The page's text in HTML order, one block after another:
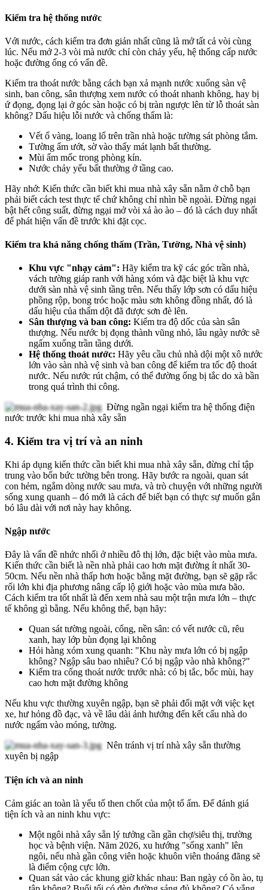
Kiểm tra hệ thống nước
Với nước, cách kiểm tra đơn giản nhất cũng là mở tất cả vòi cùng
lúc. Nếu mở 2-3 vòi mà nước chỉ còn chảy yếu, hệ thống cấp nước
hoặc đường ống có vấn đề.
Kiểm tra thoát nước bằng cách bạn xả mạnh nước xuống sàn vệ
sinh, ban công, sân thượng xem nước có thoát nhanh không, hay bị
ứ đọng, đọng lại ở góc sàn hoặc có bị tràn ngược lên từ lỗ thoát sàn
không? Dấu hiệu lỗi nước và chống thấm là:
Vết ố vàng, loang lổ trên trần nhà hoặc tường sát phòng tắm.
Tường ẩm ướt, sờ vào thấy mát lạnh bất thường.
Mùi ẩm mốc trong phòng kín.
Nước chảy yếu bất thường ở tầng cao.
Hãy nhớ: Kiến thức cần biết khi mua nhà xây sẵn nằm ở chỗ bạn
phải biết cách test thực tế chứ không chỉ nhìn bề ngoài. Đừng ngại
bật hết công suất, đừng ngại mở vòi xả ào ào – đó là cách duy nhất
để phát hiện vấn đề trước khi đặt cọc.
Kiểm tra khả năng chống thấm (Trần, Tường, Nhà vệ sinh)
Khu vực "nhạy cảm": Hãy kiểm tra kỹ các góc trần nhà,
vách tường giáp ranh với hàng xóm và đặc biệt là khu vực
dưới sàn nhà vệ sinh tầng trên. Nếu thấy lớp sơn có dấu hiệu
phồng rộp, bong tróc hoặc màu sơn không đồng nhất, đó là
dấu hiệu của thấm dột đã được sơn đè lên.
Sân thượng và ban công: Kiểm tra độ dốc của sàn sân
thượng. Nếu nước bị đọng thành vũng nhỏ, lâu ngày nước sẽ
ngấm xuống trần tầng dưới.
Hệ thống thoát nước: Hãy yêu cầu chủ nhà dội một xô nước
lớn vào sàn nhà vệ sinh và ban công để kiểm tra tốc độ thoát
nước. Nếu nước rút chậm, có thể đường ống bị tắc do xà bần
trong quá trình thi công.
Đừng ngần ngại kiểm tra hệ thống điện
nước trước khi mua nhà xây sẵn
4. Kiểm tra vị trí và an ninh
Khi áp dụng kiến thức cần biết khi mua nhà xây sẵn, đừng chỉ tập
trung vào bốn bức tường bên trong. Hãy bước ra ngoài, quan sát
con hẻm, ngắm dòng nước sau mưa, và trò chuyện với những người
sống xung quanh – đó mới là cách để biết bạn có thực sự muốn gắn
bó lâu dài với nơi này hay không.
Ngập nước
Đây là vấn đề nhức nhối ở nhiều đô thị lớn, đặc biệt vào mùa mưa.
Kiến thức cần biết là nền nhà phải cao hơn mặt đường ít nhất 30-
50cm. Nếu nền nhà thấp hơn hoặc bằng mặt đường, bạn sẽ gặp rắc
rối lớn khi địa phương nâng cấp lộ giới hoặc vào mùa mưa bão.
Cách kiểm tra tốt nhất là đến xem nhà sau một trận mưa lớn – thực
tế không gì bằng. Nếu không thể, bạn hãy:
Quan sát tường ngoài, cổng, nền sân: có vết nước cũ, rêu
xanh, hay lớp bùn đọng lại không
Hỏi hàng xóm xung quanh: "Khu này mưa lớn có bị ngập
không? Ngập sâu bao nhiêu? Có bị ngập vào nhà không?"
Kiểm tra cống thoát nước trước nhà: có bị tắc, bốc mùi, hay
cao hơn mặt đường không
Nếu khu vực thường xuyên ngập, bạn sẽ phải đối mặt với việc kẹt
xe, hư hỏng đồ đạc, và về lâu dài ảnh hưởng đến kết cấu nhà do
nước ngấm vào móng, tường.
Nên tránh vị trí nhà xây sẵn thường
xuyên bị ngập
Tiện ích và an ninh
Cảm giác an toàn là yếu tố then chốt của một tổ ấm. Để đánh giá
tiện ích và an ninh khu vực:
Một ngôi nhà xây sẵn lý tưởng cần gần chợ/siêu thị, trường
học và bệnh viện. Năm 2026, xu hướng "sống xanh" lên
ngôi, nếu nhà gần công viên hoặc khuôn viên thoáng đãng sẽ
là điểm cộng cực lớn.
Quan sát vào các khung giờ khác nhau: Ban ngày có ồn ào, tụ